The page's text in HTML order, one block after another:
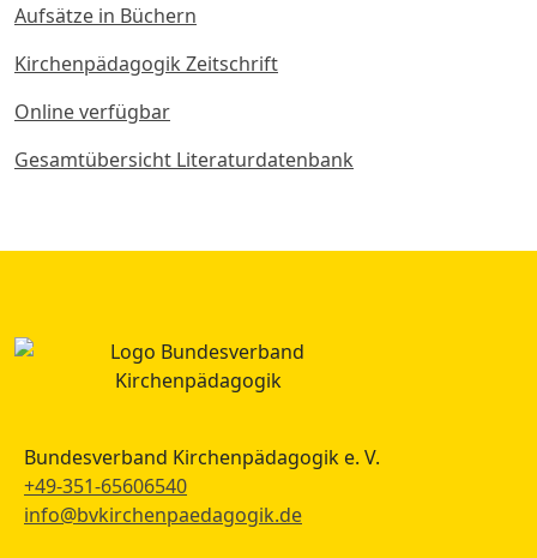
Aufsätze in Büchern
Kirchenpädagogik Zeitschrift
Online verfügbar
Gesamtübersicht Literaturdatenbank
Bundesverband Kirchenpädagogik e. V.
+49-351-65606540
info@bvkirchenpaedagogik.de